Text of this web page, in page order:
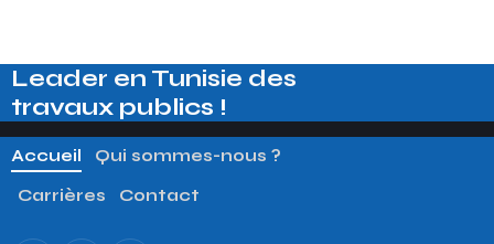
Leader en Tunisie des​
travaux publics !
Accueil
Qui sommes-nous ?
Carrières
Contact